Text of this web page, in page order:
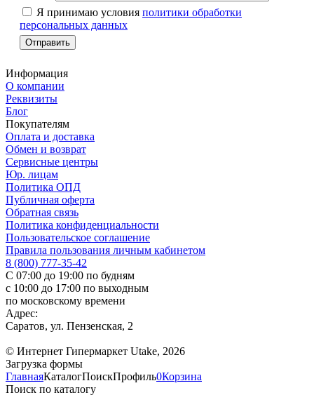
Я принимаю условия политики обработки
персональных данных
Информация
О компании
Реквизиты
Блог
Покупателям
Оплата и доставка
Обмен и возврат
Сервисные центры
Юр. лицам
Политика ОПД
Публичная оферта
Обратная связь
Политика конфиденциальности
Пользовательское соглашение
Правила пользования личным кабинетом
8 (800) 777-35-42
С 07:00 до 19:00 по будням
с 10:00 до 17:00 по выходным
по московскому времени
Адрес:
Саратов, ул. Пензенская, 2
© Интернет Гипермаркет Utake, 2026
Загрузка формы
ГлавнаяКаталогПоискПрофиль0Корзина
Поиск по каталогу